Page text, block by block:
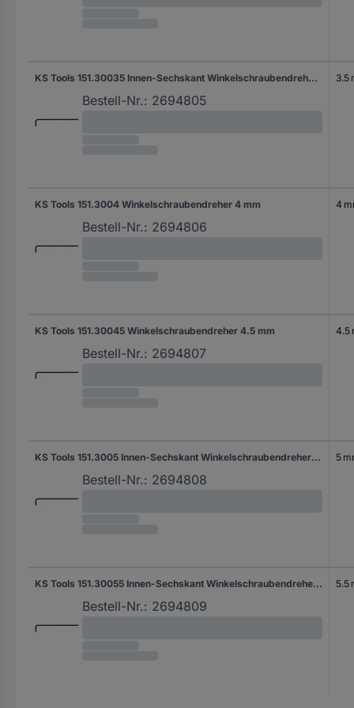
KS Tools 151.30035 Innen-Sechskant Winkelschraubendreher 3.5 mm 3.5 mm
Bestell-Nr.: 2694805
3.5
KS Tools 151.3004 Winkelschraubendreher 4 mm
Bestell-Nr.: 2694806
4
KS Tools 151.30045 Winkelschraubendreher 4.5 mm
Bestell-Nr.: 2694807
4.5
KS Tools 151.3005 Innen-Sechskant Winkelschraubendreher 5 mm 5 mm
Bestell-Nr.: 2694808
5
KS Tools 151.30055 Innen-Sechskant Winkelschraubendreher 5.5 mm 5.5 mm
Bestell-Nr.: 2694809
5.5